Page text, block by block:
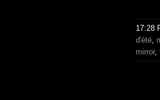
17:28
d'été
mirror,